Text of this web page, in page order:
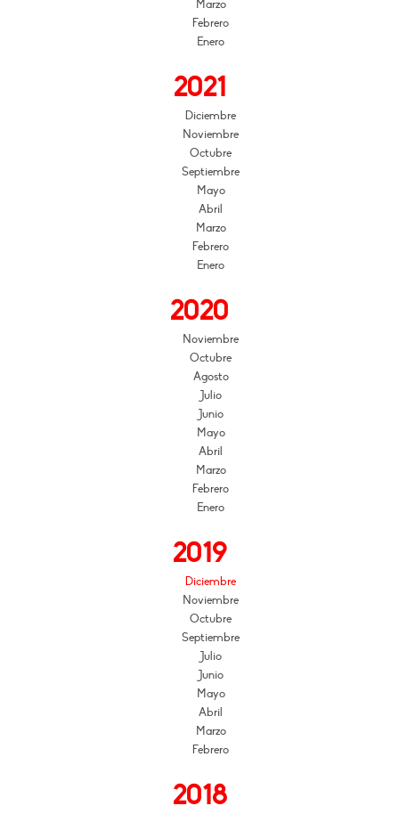
Marzo
Febrero
Enero
2021
Diciembre
Noviembre
Octubre
Septiembre
Mayo
Abril
Marzo
Febrero
Enero
2020
Noviembre
Octubre
Agosto
Julio
Junio
Mayo
Abril
Marzo
Febrero
Enero
2019
Diciembre
Noviembre
Octubre
Septiembre
Julio
Junio
Mayo
Abril
Marzo
Febrero
2018